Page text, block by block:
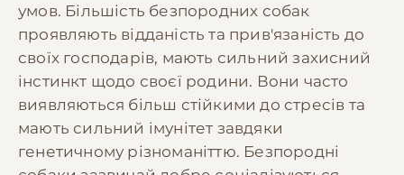
умов. Більшість безпородних собак
проявляють відданість та прив'язаність до
своїх господарів, мають сильний захисний
інстинкт щодо своєї родини. Вони часто
виявляються більш стійкими до стресів та
мають сильний імунітет завдяки
генетичному різноманіттю. Безпородні